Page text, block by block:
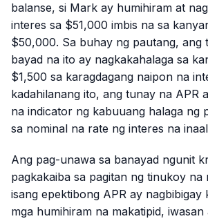
balanse, si Mark ay humihiram at
interes sa $51,000 imbis na sa
$50,000. Sa buhay ng pautang, ang
bayad na ito ay nagkakahalaga sa
$1,500 sa karagdagang naipon na
kadahilanang ito, ang tunay na APR
na indicator ng kabuuang halaga ng
sa nominal na rate ng interes na
Ang pag-unawa sa banayad ngunit
pagkakaiba sa pagitan ng tinukoy na
isang epektibong APR ay nagbibigay
mga humihiram na makatipid, iwasan